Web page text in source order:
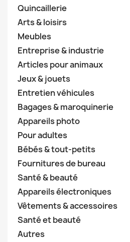
Quincaillerie
Arts & loisirs
Meubles
Entreprise & industrie
Articles pour animaux
Jeux & jouets
Entretien véhicules
Bagages & maroquinerie
Appareils photo
Pour adultes
Bébés & tout-petits
Fournitures de bureau
Santé & beauté
Appareils électroniques
Vêtements & accessoires
Santé et beauté
Autres